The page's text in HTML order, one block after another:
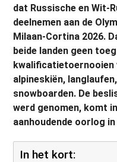
dat Russische en Wit-
deelnemen aan de
Milaan-Cortina 2026.
beide landen geen
kwalificatietoernooien
alpineskiën,
snowboarden. De
werd genomen, komt
aanhoudende oorlog
In het kort: